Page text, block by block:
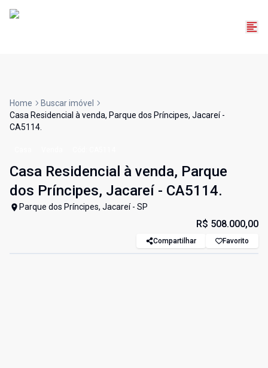
Home
Buscar imóvel
Casa Residencial à venda, Parque dos Príncipes, Jacareí -
CA5114.
Casa Residencial à venda, Parque
dos Príncipes, Jacareí - CA5114.
Parque dos Príncipes, Jacareí - SP
R$ 508.000,00
Compartilhar Favorito